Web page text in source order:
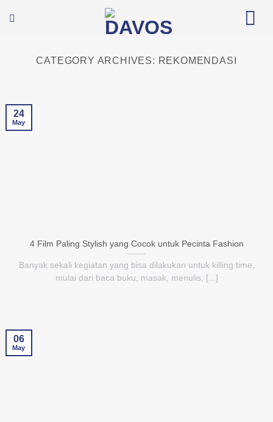
CATEGORY ARCHIVES: REKOMENDASI
4 Film Paling Stylish yang Cocok untuk Pecinta Fashion
Banyak sekali kegiatan yang bisa dilakukan untuk killing time,
mulai dari baca buku, masak, menulis, [...]
24
May
06
May